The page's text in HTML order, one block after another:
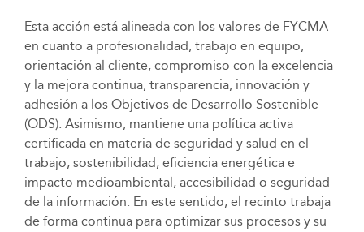
Esta acción está alineada con los valores de FYCMA
en cuanto a profesionalidad, trabajo en equipo,
orientación al cliente, compromiso con la excelencia
y la mejora continua, transparencia, innovación y
adhesión a los Objetivos de Desarrollo Sostenible
(ODS). Asimismo, mantiene una política activa
certificada en materia de seguridad y salud en el
trabajo, sostenibilidad, eficiencia energética e
impacto medioambiental, accesibilidad o seguridad
de la información. En este sentido, el recinto trabaja
de forma continua para optimizar sus procesos y su